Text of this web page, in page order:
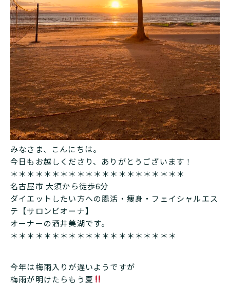
みなさま、こんにちは。
今日もお越しくださり、ありがとうございます！
＊＊＊＊＊＊＊＊＊＊＊＊＊＊＊＊＊＊＊＊＊
名古屋市 大須から徒歩6分
ダイエットしたい方への腸活・痩身・フェイシャルエス
テ【サロンビオーナ】
オーナーの酒井美湖です。
＊＊＊＊＊＊＊＊＊＊＊＊＊＊＊＊＊＊＊＊
今年は梅雨入りが遅いようですが
梅雨が明けたらもう夏